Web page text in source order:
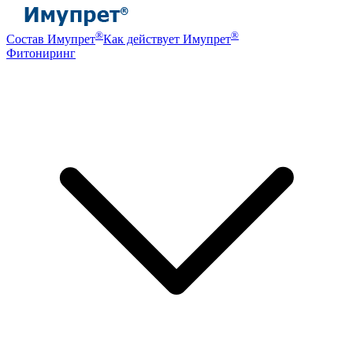
Состав Имупрет®Как действует Имупрет®
Фитониринг